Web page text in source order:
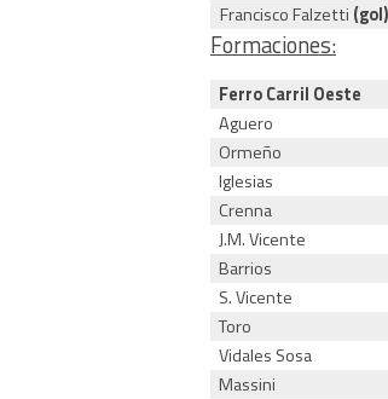
Francisco Falzetti (gol)
Formaciones:
Ferro Carril Oeste
Aguero
Ormeño
Iglesias
Crenna
J.M. Vicente
Barrios
S. Vicente
Toro
Vidales Sosa
Massini